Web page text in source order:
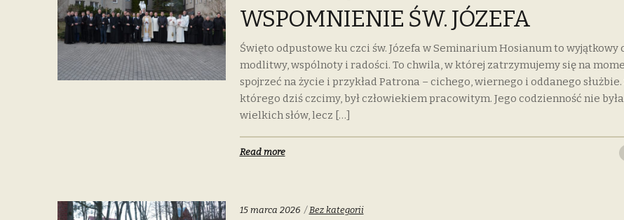
WSPOMNIENIE ŚW. JÓZEFA
Święto odpustowe ku czci św. Józefa w Seminarium Hosianum to wyjątkowy
modlitwy, wspólnoty i radości. To chwila, w której zatrzymujemy się na
spojrzeć na życie i przykład Patrona – cichego, wiernego i oddanego służbie.
którego dziś czcimy, był człowiekiem pracowitym. Jego codzienność nie była
wielkich słów, lecz […]
Read more
15 marca 2026 Categories:
Bez kategorii